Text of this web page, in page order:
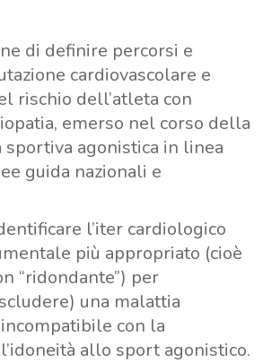
di definire percorsi e
cardiovascolare e
rischio dell’atleta con
emerso nel corso della
agonistica in linea
guida nazionali e
l’iter cardiologico
più appropriato (cioè
“ridondante”) per
una malattia
con la
allo sport agonistico.